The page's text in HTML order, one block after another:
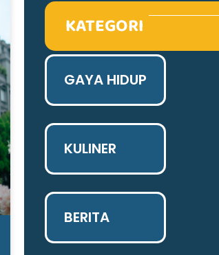
KATEGORI
GAYA HIDUP
KULINER
BERITA